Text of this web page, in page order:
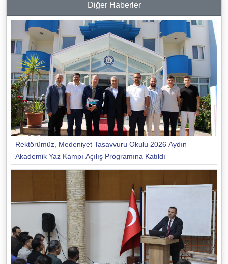
Diğer Haberler
Rektörümüz, Medeniyet Tasavvuru Okulu 2026 Aydın
Akademik Yaz Kampı Açılış Programına Katıldı